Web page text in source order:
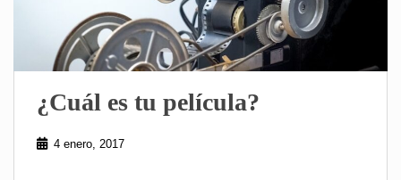
¿Cuál es tu película?
4 enero, 2017